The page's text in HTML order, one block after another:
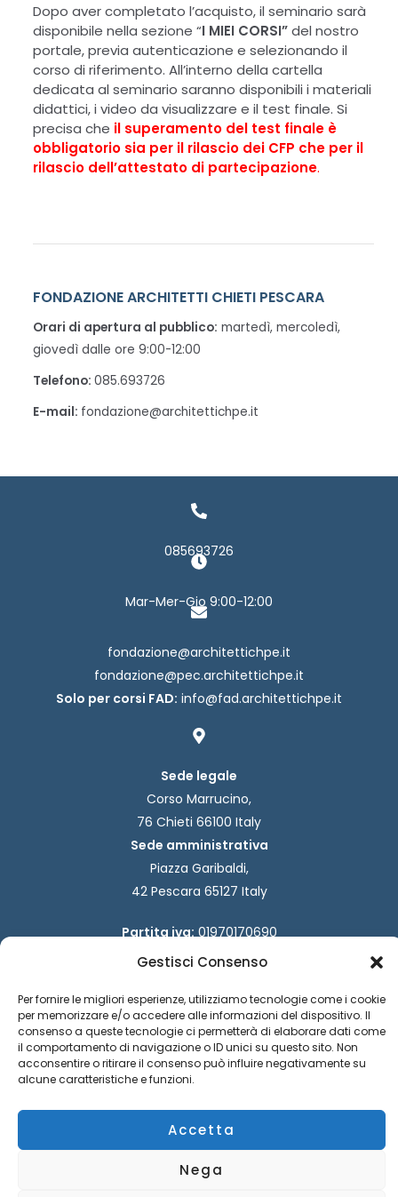
Gestisci Consenso
Per fornire le migliori esperienze, utilizziamo tecnologie come i cookie
per memorizzare e/o accedere alle informazioni del dispositivo. Il
consenso a queste tecnologie ci permetterà di elaborare dati come
il comportamento di navigazione o ID unici su questo sito. Non
acconsentire o ritirare il consenso può influire negativamente su
alcune caratteristiche e funzioni.
Accetta
Nega
Dopo aver completato l’acquisto, il seminario sarà
disponibile nella sezione “I MIEI CORSI”del nostro
portale, previa autenticazione e selezionando il
corso di riferimento. All’interno della cartella
dedicata al seminario saranno disponibili i materiali
didattici, i video da visualizzare e il test finale. Si
precisa che il superamento del test finale è
obbligatorio sia per il rilascio dei CFP che per il
rilascio dell’attestato di partecipazione.
FONDAZIONE ARCHITETTI CHIETI PESCARA
Orari di apertura al pubblico: martedì, mercoledì,
giovedì dalle ore 9:00-12:00
Telefono:085.693726
E-mail: fondazione@architettichpe.it
085693726
Mar-Mer-Gio 9:00-12:00
fondazione@architettichpe.it
fondazione@pec.architettichpe.it
Solo per corsi FAD: info@fad.architettichpe.it
Sede legale
Corso Marrucino,
76 Chieti 66100 Italy
Sede amministrativa
Piazza Garibaldi,
42 Pescara 65127 Italy
Partita iva:01970170690
Codice destinatario:W7YVJK9
F
a
c
e
b
o
o
k
I
n
s
t
a
r
a
m
srl